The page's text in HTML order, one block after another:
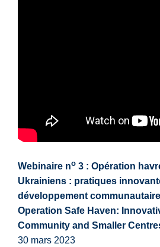
Webinaire no 3 : Opération
Ukrainiens : pratiques
développement communautaire
Operation Safe Haven:
Community and Smaller
30 mars 2023